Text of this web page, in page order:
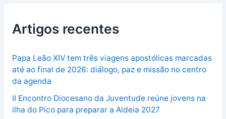
Artigos recentes
Papa Leão XIV tem três viagens apostólicas marcadas
até ao final de 2026: diálogo, paz e missão no centro
da agenda
II Encontro Diocesano da Juventude reúne jovens na
ilha do Pico para preparar a Aldeia 2027